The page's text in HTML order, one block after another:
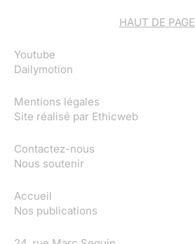
HAUT DE PAGE
Youtube
Dailymotion
Mentions légales
Site réalisé par Ethicweb
Contactez-nous
Nous soutenir
Accueil
Nos publications